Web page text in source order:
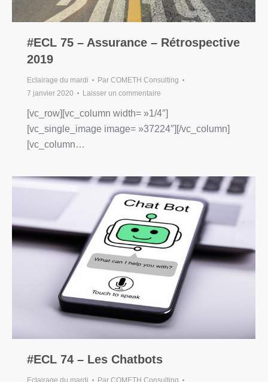
#ECL 75 – Assurance – Rétrospective
2019
Eclairage du mardi Par COMETH Consulting
7 janvier 2020
Laisser un commentaire
[vc_row][vc_column width= »1/4″]
[vc_single_image image= »37224″][/vc_column]
[vc_column…
#ECL 74 – Les Chatbots
Eclairage du mardi Par COMETH Consulting